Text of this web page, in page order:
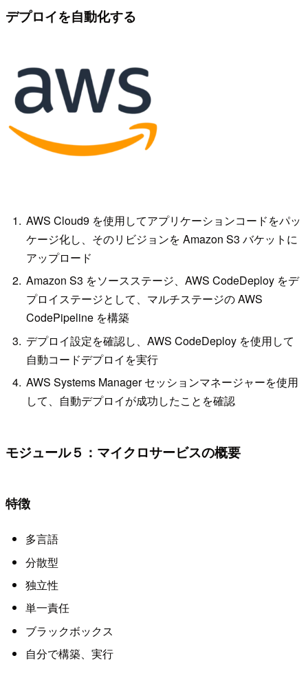
デプロイを自動化する
AWS Cloud9 を使用してアプリケーションコードをパッ
ケージ化し、そのリビジョンを Amazon S3 バケットに
アップロード
Amazon S3 をソースステージ、AWS CodeDeploy をデ
プロイステージとして、マルチステージの AWS
CodePipeline を構築
デプロイ設定を確認し、AWS CodeDeploy を使用して
自動コードデプロイを実行
AWS Systems Manager セッションマネージャーを使用
して、自動デプロイが成功したことを確認
モジュール５：マイクロサービスの概要
特徴
多言語
分散型
独立性
単一責任
ブラックボックス
自分で構築、実行